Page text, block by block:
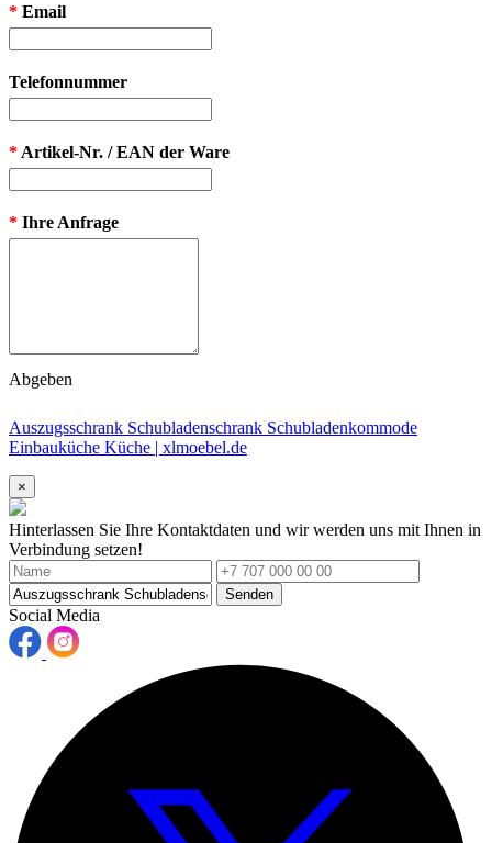
* Email
Telefonnummer
* Artikel-Nr. / EAN der Ware
* Ihre Anfrage
Abgeben
Auszugsschrank Schubladenschrank Schubladenkommode
Einbauküche Küche | xlmoebel.de
×
Hinterlassen Sie Ihre Kontaktdaten und wir werden uns mit Ihnen in
Verbindung setzen!
Senden
Social Media